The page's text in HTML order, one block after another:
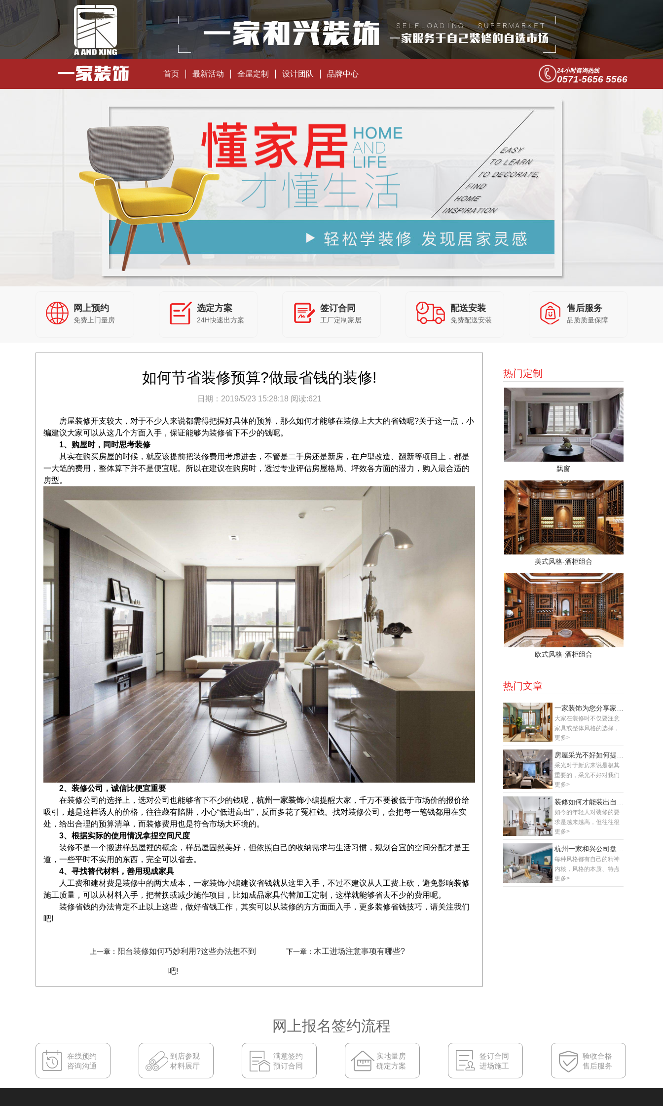
首页 最新活动 全屋定制 设计团队 品牌中心 24小时咨询热线
0571-5656 5566
网上预约
免费上门量房
选定方案
24H快速出方案
签订合同
工厂定制家居
配送安装
免费配送安装
售后服务
品质质量保障
如何节省装修预算?做最省钱的装修!
日期：2019/5/23 15:28:18 阅读:621
房屋装修开支较大，对于不少人来说都需得把握好具体的预算，那么如何才能够在装修上大大的省钱呢?关于这一点，小
编建议大家可以从这几个方面入手，保证能够为装修省下不少的钱呢。
1、购屋时，同时思考装修
其实在购买房屋的时候，就应该提前把装修费用考虑进去，不管是二手房还是新房，在户型改造、翻新等项目上，都是
一大笔的费用，整体算下并不是便宜呢。所以在建议在购房时，透过专业评估房屋格局、坪效各方面的潜力，购入最合适的
房型。
2、装修公司，诚信比便宜重要
在装修公司的选择上，选对公司也能够省下不少的钱呢， 杭州一家装饰小编提醒大家，千万不要被低于市场价的报价给
吸引，越是这样诱人的价格，往往藏有陷阱，小心“低进高出”，反而多花了冤枉钱。找对装修公司，会把每一笔钱都用在实
处，给出合理的预算清单，而装修费用也是符合市场大环境的。
3、根据实际的使用情况拿捏空间尺度
装修不是一个搬进样品屋裡的概念，样品屋固然美好，但依照自己的收纳需求与生活习惯，规划合宜的空间分配才是王
道，一些平时不实用的东西，完全可以省去。
4、寻找替代材料，善用现成家具
人工费和建材费是装修中的两大成本，一家装饰小编建议省钱就从这里入手，不过不建议从人工费上砍，避免影响装修
施工质量，可以从材料入手，把替换或减少施作项目，比如成品家具代替加工定制，这样就能够省去不少的费用呢。
装修省钱的办法肯定不止以上这些，做好省钱工作，其实可以从装修的方方面面入手，更多装修省钱技巧，请关注我们
吧!
上一章： 阳台装修如何巧妙利用?这些办法想不到
吧!
下一章： 木工进场注意事项有哪些?
热门定制
飘窗
美式风格-酒柜组合
欧式风格-酒柜组合
热门文章
大家在装修时不仅要注意
家具或整体风格的选择，
还要注意室内家具色彩的
搭配，家具的色彩可以反
映主人的审美和品质，因
此大家在选择家具时，颜
色的选择和搭配需要注
意，这里面有很多技巧，
那家具色彩如何搭配呢?有
什么技巧呢?下面就跟着一
家装饰小编一起去了解
下。
更多>
采光对于新房来说是极其
重要的，采光不好对我们
业主来说也不是什么好
事，所以在装修的时候也
需要巧妙的运用到光线这
块，这样装修出来让室内
看上去更通透，有效的增
加采光度，那如何才能合
理的利用采光呢，接下来
就随杭州一家和兴小编去
具体的了解一下。
更多>
如今的年轻人对装修的要
求是越来越高，但往往很
多时候装不出自己想要的
新房，很多在搭配和设计
上出现了问题，要合理的
处理好每一个细节才能达
到理想的结果，接下来跟
一家装修去细细了解一
更多>
每种风格都有自己的精神
内核，风格的本质、特点
需要设计师不断的学习积
累，才能达到炉火纯青的
更多>
网上报名签约流程
在线预约
咨询沟通
到店参观
材料展厅
满意签约
预订合同
实地量房
确定方案
签订合同
进场施工
验收合格
售后服务